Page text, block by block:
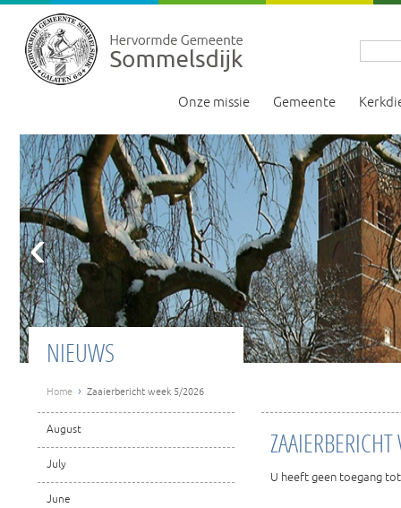
Onze missie Gemeente
‹
U heeft geen toegang
NIEUWS
Home › Zaaierbericht week 5/2026
August
July
June